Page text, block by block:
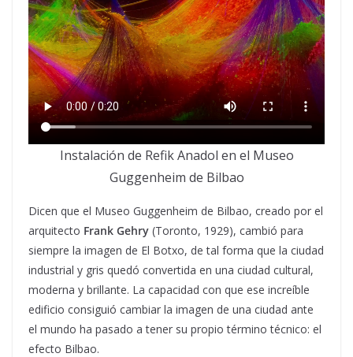
Instalación de Refik Anadol en el Museo
Guggenheim de Bilbao
Dicen que el Museo Guggenheim de Bilbao, creado por el
arquitecto Frank Gehry (Toronto, 1929), cambió para
siempre la imagen de El Botxo, de tal forma que la ciudad
industrial y gris quedó convertida en una ciudad cultural,
moderna y brillante. La capacidad con que ese increíble
edificio consiguió cambiar la imagen de una ciudad ante
el mundo ha pasado a tener su propio término técnico: el
efecto Bilbao.